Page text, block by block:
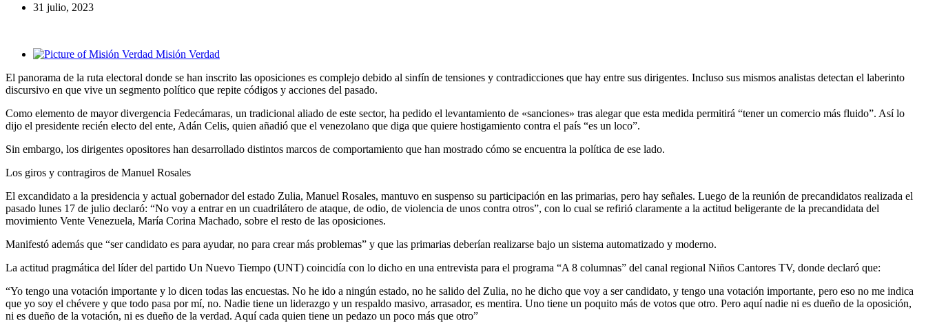
31 julio, 2023
Misión Verdad
El panorama de la ruta electoral donde se han inscrito las oposiciones es complejo debido al sinfín de tensiones y contradicciones que hay entre sus dirigentes. Incluso sus mismos analistas detectan el laberinto
discursivo en que vive un segmento político que repite códigos y acciones del pasado.
Como elemento de mayor divergencia Fedecámaras, un tradicional aliado de este sector, ha pedido el levantamiento de «sanciones» tras alegar que esta medida permitirá “tener un comercio más fluido”. Así lo
dijo el presidente recién electo del ente, Adán Celis, quien añadió que el venezolano que diga que quiere hostigamiento contra el país “es un loco”.
Sin embargo, los dirigentes opositores han desarrollado distintos marcos de comportamiento que han mostrado cómo se encuentra la política de ese lado.
Los giros y contragiros de Manuel Rosales
El excandidato a la presidencia y actual gobernador del estado Zulia, Manuel Rosales, mantuvo en suspenso su participación en las primarias, pero hay señales. Luego de la reunión de precandidatos realizada el
pasado lunes 17 de julio declaró: “No voy a entrar en un cuadrilátero de ataque, de odio, de violencia de unos contra otros”, con lo cual se refirió claramente a la actitud beligerante de la precandidata del
movimiento Vente Venezuela, María Corina Machado, sobre el resto de las oposiciones.
Manifestó además que “ser candidato es para ayudar, no para crear más problemas” y que las primarias deberían realizarse bajo un sistema automatizado y moderno.
La actitud pragmática del líder del partido Un Nuevo Tiempo (UNT) coincidía con lo dicho en una entrevista para el programa “A 8 columnas” del canal regional Niños Cantores TV, donde declaró que:
“Yo tengo una votación importante y lo dicen todas las encuestas. No he ido a ningún estado, no he salido del Zulia, no he dicho que voy a ser candidato, y tengo una votación importante, pero eso no me indica
que yo soy el chévere y que todo pasa por mí, no. Nadie tiene un liderazgo y un respaldo masivo, arrasador, es mentira. Uno tiene un poquito más de votos que otro. Pero aquí nadie ni es dueño de la oposición,
ni es dueño de la votación, ni es dueño de la verdad. Aquí cada quien tiene un pedazo un poco más que otro”